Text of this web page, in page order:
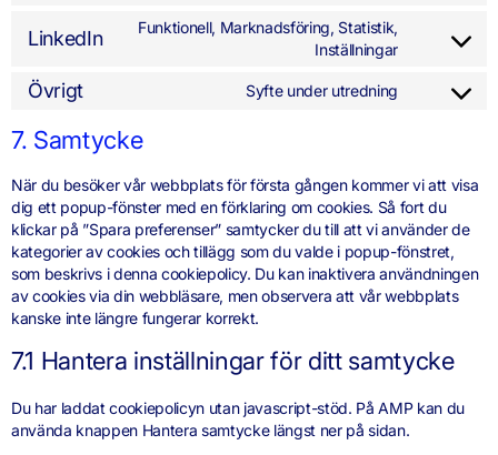
LinkedIn
Funktionell, Marknadsföring, Statistik,
Inställningar
Övrigt Syfte under utredning
7. Samtycke
När du besöker vår webbplats för första gången kommer vi att visa
dig ett popup-fönster med en förklaring om cookies. Så fort du
klickar på ”Spara preferenser” samtycker du till att vi använder de
kategorier av cookies och tillägg som du valde i popup-fönstret,
som beskrivs i denna cookiepolicy. Du kan inaktivera användningen
av cookies via din webbläsare, men observera att vår webbplats
kanske inte längre fungerar korrekt.
7.1 Hantera inställningar för ditt samtycke
Du har laddat cookiepolicyn utan javascript-stöd. På AMP kan du
använda knappen Hantera samtycke längst ner på sidan.